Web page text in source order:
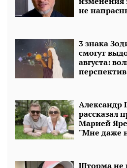
не
3 знака
смогут
августа:
перспектив
Александр
рассказал
Марией
"Мне даже
Шторма не